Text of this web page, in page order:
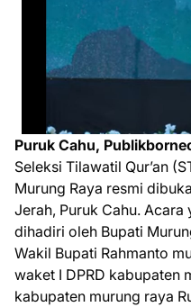
Puruk Cahu,
Seleksi Tilawatil Qur’an
Murung Raya resmi
Jerah, Puruk Cahu.
dihadiri oleh Bupati
Wakil Bupati Rahmanto
waket I DPRD kabupaten
kabupaten murung raya